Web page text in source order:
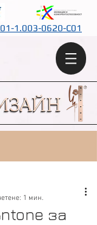
1.003-0620-C01
за
1 мин.